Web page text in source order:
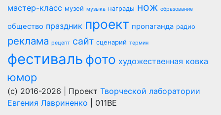
мастер-класс музей музыка награды нож образование
общество праздник проект пропаганда радио
реклама рецепт сайт сценарий термин
фестиваль фото художественная ковка
юмор
(c) 2016-2026 | Проект Творческой лаборатории
Евгения Лавриненко | 011BE